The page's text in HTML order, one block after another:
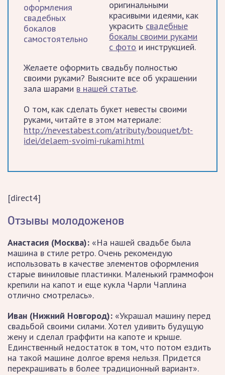
оригинальными
красивыми идеями, как
украсить свадебные
бокалы своими руками
с фото и инструкцией.
Желаете оформить свадьбу полностью
своими руками? Выясните все об украшении
зала шарами в нашей статье.
О том, как сделать букет невесты своими
руками, читайте в этом материале:
http://nevestabest.com/atributy/bouquet/bt-
idei/delaem-svoimi-rukami.html
[direct4]
Отзывы молодоженов
Анастасия (Москва): «На нашей свадьбе была
машина в стиле ретро. Очень рекомендую
использовать в качестве элементов оформления
старые виниловые пластинки. Маленький граммофон
крепили на капот и еще кукла Чарли Чаплина
отлично смотрелась».
Иван (Нижний Новгород): «Украшал машину перед
свадьбой своими силами. Хотел удивить будущую
жену и сделал граффити на капоте и крыше.
Единственный недостаток в том, что потом ездить
на такой машине долгое время нельзя. Придется
перекрашивать в более традиционный вариант».